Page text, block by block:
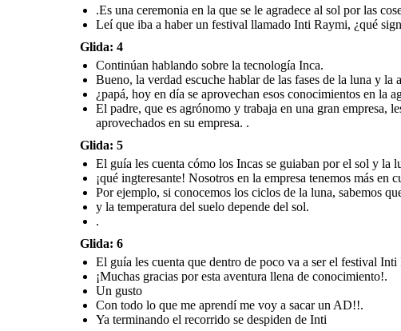
deidad.
Ya terminando el recorrido se despiden de Inti
¡Muchas gracias
por esta aventura
llena de
conocimiento!
.
Con todo lo que
me aprendí me
voy a sacar un
AD!!
Un gusto
.Es una ceremonia en la que se le agradece al sol por las
Leí que iba a haber un festival llamado Inti Raymi, ¿qué
Glida: 4
Continúan hablando sobre la tecnología Inca.
Bueno, la verdad escuche hablar de las fases de la luna y
¿papá, hoy en día se aprovechan esos conocimientos en la
El padre, que es agrónomo y trabaja en una gran empresa,
aprovechados en su empresa. .
Glida: 5
El guía les cuenta cómo los Incas se guiaban por el sol y la
¡qué ingteresante! Nosotros en la empresa tenemos más
Por ejemplo, si conocemos los ciclos de la luna, sabemos
y la temperatura del suelo depende del sol.
.
Glida: 6
El guía les cuenta que dentro de poco va a ser el festival
¡Muchas gracias por esta aventura llena de conocimiento!.
Un gusto
Con todo lo que me aprendí me voy a sacar un AD!!.
Ya terminando el recorrido se despiden de Inti